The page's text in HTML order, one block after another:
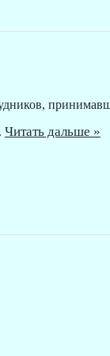
Читать дальше »